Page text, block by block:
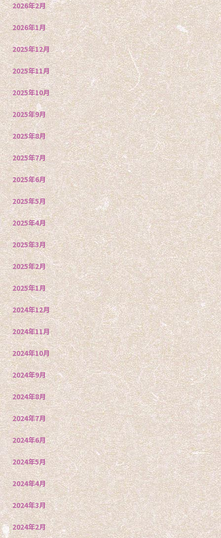
2026年2月
2026年1月
2025年12月
2025年11月
2025年10月
2025年9月
2025年8月
2025年7月
2025年6月
2025年5月
2025年4月
2025年3月
2025年2月
2025年1月
2024年12月
2024年11月
2024年10月
2024年9月
2024年8月
2024年7月
2024年6月
2024年5月
2024年4月
2024年3月
2024年2月